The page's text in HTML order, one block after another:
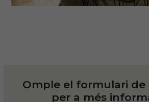
Omple el formulari
per a més